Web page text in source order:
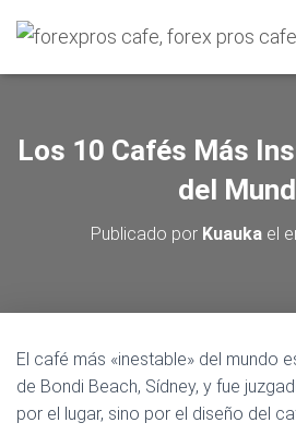
Los 10 Cafés Más
del
Publicado por Kuaukael
El café más «inestable» del mundo
de Bondi Beach, Sídney, y fue
por el lugar, sino por el diseño del